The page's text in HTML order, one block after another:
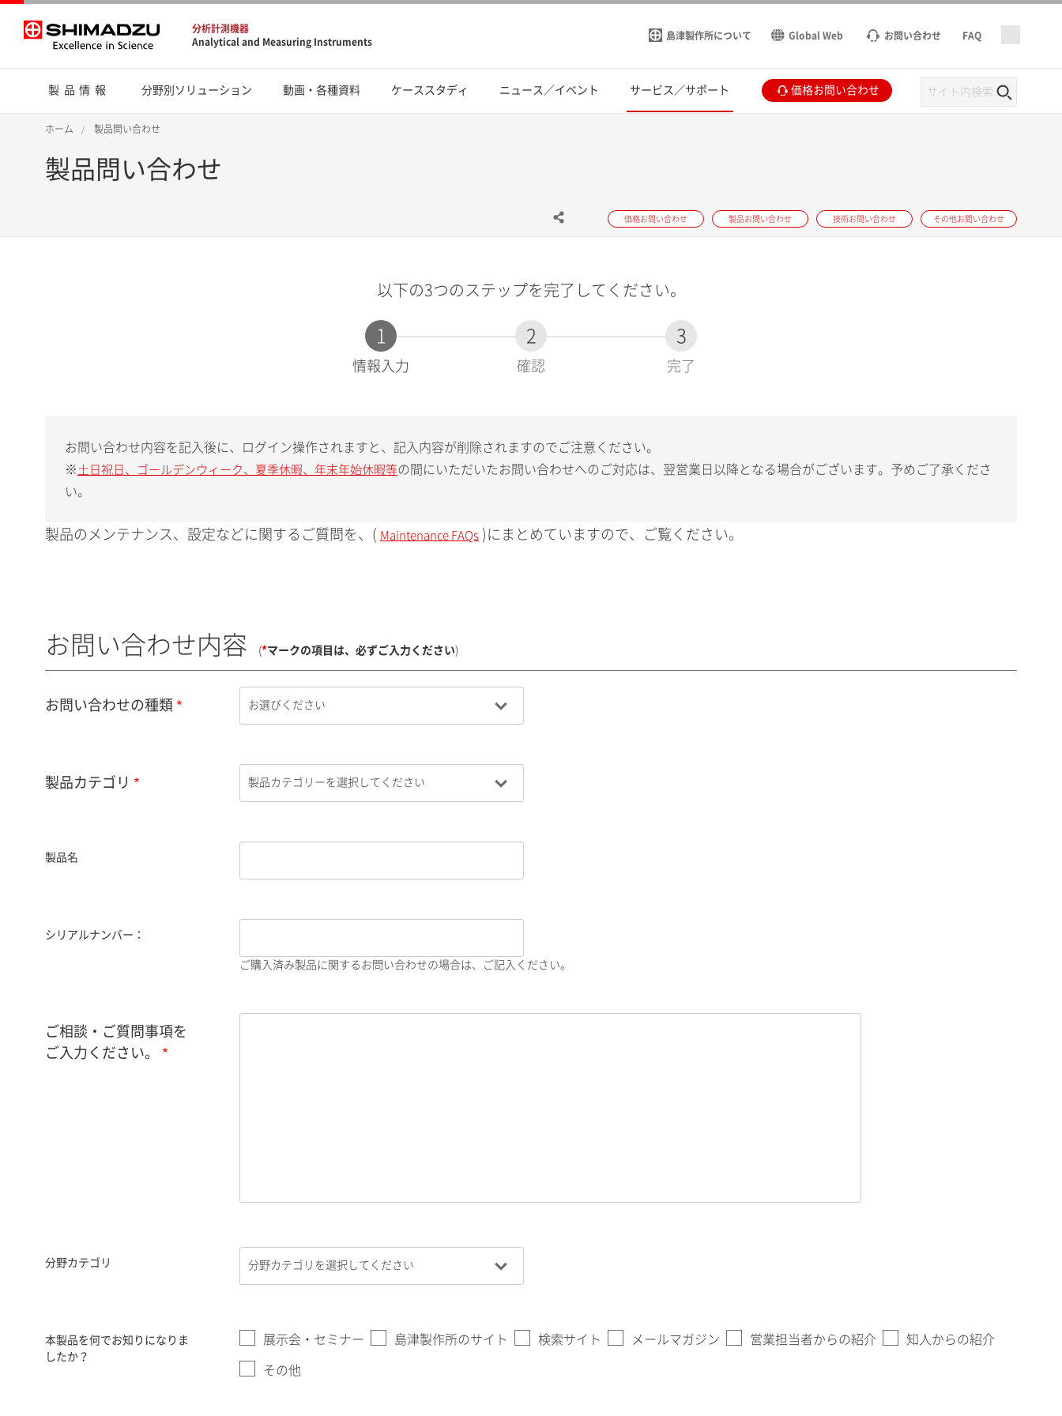
分析計測機器
Analytical and Measuring Instruments
島津製作所について Global Web お問い合わせ FAQ
製品情報 分野別ソリューション 動画・各種資料 ケーススタディ ニュース／イベント サービス／サポート 価格お問い合わせ
ホーム 製品問い合わせ
製品問い合わせ
価格お問い合わせ 製品お問い合わせ 技術お問い合わせ その他お問い合わせ
以下の3つのステップを完了してください。
1
現
情報入力
2
確認
3
完了
お問い合わせ内容を記入後に、ログイン操作されますと、記入内容が削除されますのでご注意ください。
※ 土日祝日、ゴールデンウィーク、夏季休暇、年末年始休暇等の間にいただいたお問い合わせへのご対応は、翌営業日以降となる場合がございます。予めご了承くださ
い。
製品のメンテナンス、設定などに関するご質問を、( Maintenance FAQs )にまとめていますので、ご覧ください。
お問い合わせ内容 (*マークの項目は、必ずご入力ください)
お問い合わせの種類
製品カテゴリ
製品名
シリアルナンバー：
ご購入済み製品に関するお問い合わせの場合は、ご記入ください。
ご相談・ご質問事項を
ご入力ください。
分野カテゴリ
本製品を何でお知りになりま
したか？
展示会・セミナー 島津製作所のサイト 検索サイト メールマガジン 営業担当者からの紹介 知人からの紹介
その他